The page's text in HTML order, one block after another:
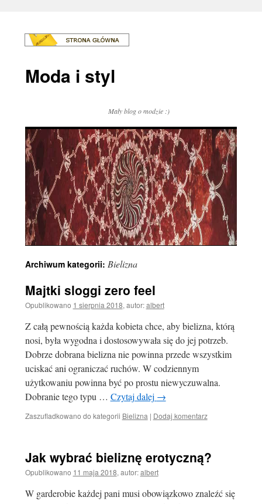
Moda i styl
Mały blog o modzie :)
Archiwum kategorii: Bielizna
Majtki sloggi zero feel
Opublikowano 1 sierpnia 2018, autor: albert
Z całą pewnością każda kobieta chce, aby bielizna, którą
nosi, była wygodna i dostosowywała się do jej potrzeb.
Dobrze dobrana bielizna nie powinna przede wszystkim
uciskać ani ograniczać ruchów. W codziennym
użytkowaniu powinna być po prostu niewyczuwalna.
Dobranie tego typu … Czytaj dalej →
Zaszufladkowano do kategorii Bielizna | Dodaj komentarz
Jak wybrać bieliznę erotyczną?
Opublikowano 11 maja 2018, autor: albert
W garderobie każdej pani musi obowiązkowo znaleźć się